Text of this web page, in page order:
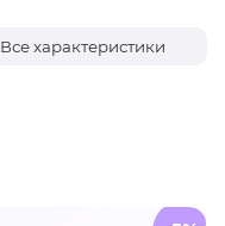
Все характеристики